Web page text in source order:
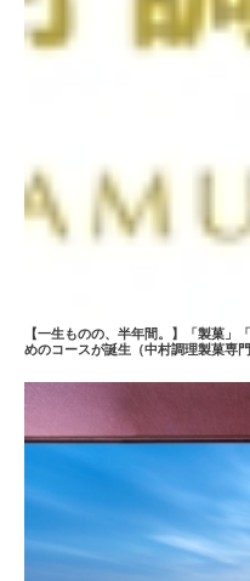
【一生ものの、半年間。】「製菓」
めのコースが誕生（中村調理製菓専門